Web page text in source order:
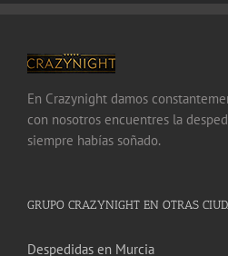
En Crazynight damos
con nosotros encuentres la
siempre habías soñado.
GRUPO CRAZYNIGHT EN OTRAS
Despedidas en Murcia